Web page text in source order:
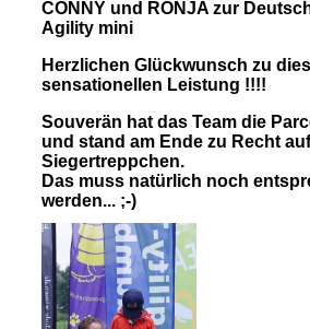
CONNY und RONJA zur
Agility mini
Herzlichen Glückwunsch zu
sensationellen Leistung !!!!
Souverän hat das Team die
und stand am Ende zu Recht
Siegertreppchen.
Das muss natürlich noch
werden... ;-)